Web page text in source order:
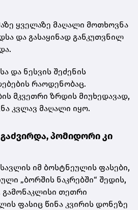
ყველაზე მაღალი მოთხოვნა
და გასაყინად განკუთვნილ
და ნესვის შეძენის
რაოდენობაც.
მკვეთრი ზრდის მიუხედავად,
კვლავ მაღალი იყო.
პომიდორი კი
იმ ბოსტნეულის ფასები,
„ბორშის ნაკრებში“ შედის,
თეთრი
ფასიც წინა კვირის დონეზე